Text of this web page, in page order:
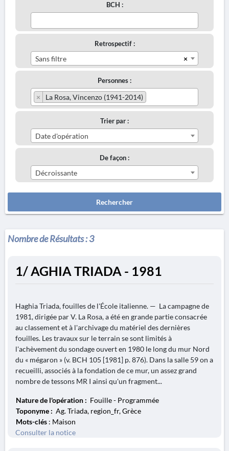
BCH :
Retrospectif :
×
Sans filtre
Personnes :
× La Rosa, Vincenzo (1941-2014)
Trier par :
Date d'opération
De façon :
Décroissante
Rechercher
Nombre de Résultats :3
1/ AGHIA TRIADA - 1981
Haghia Triada, fouilles de l'École italienne. — La campagne de
1981, dirigée par V. La Rosa, a été en grande partie consacrée
au classement et à l'archivage du matériel des dernières
fouilles. Les travaux sur le terrain se sont limités à
l'achèvement du sondage ouvert en 1980 le long du mur Nord
du « mégaron » (v. BCH 105 [1981] p. 876). Dans la salle 59 on a
recueilli, associés à la fondation de ce mur, un assez grand
nombre de tessons MR I ainsi qu'un fragment...
Nature de l'opération : Fouille - Programmée
Toponyme : Ag. Triada, region_fr, Grèce
Mots-clés : Maison
Consulter la notice